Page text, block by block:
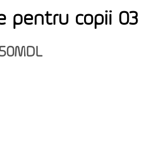
pentru copii 03
MDL